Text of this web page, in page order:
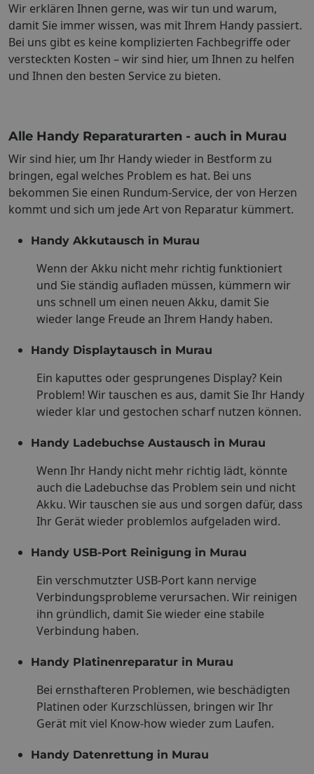
Wir erklären Ihnen gerne, was wir tun und warum,
damit Sie immer wissen, was mit Ihrem Handy passiert.
Bei uns gibt es keine komplizierten Fachbegriffe oder
versteckten Kosten – wir sind hier, um Ihnen zu helfen
und Ihnen den besten Service zu bieten.
Alle Handy Reparaturarten - auch in Murau
Wir sind hier, um Ihr Handy wieder in Bestform zu
bringen, egal welches Problem es hat. Bei uns
bekommen Sie einen Rundum-Service, der von Herzen
kommt und sich um jede Art von Reparatur kümmert.
Handy Akkutausch in Murau
Wenn der Akku nicht mehr richtig funktioniert
und Sie ständig aufladen müssen, kümmern wir
uns schnell um einen neuen Akku, damit Sie
wieder lange Freude an Ihrem Handy haben.
Handy Displaytausch in Murau
Ein kaputtes oder gesprungenes Display? Kein
Problem! Wir tauschen es aus, damit Sie Ihr Handy
wieder klar und gestochen scharf nutzen können.
Handy Ladebuchse Austausch in Murau
Wenn Ihr Handy nicht mehr richtig lädt, könnte
auch die Ladebuchse das Problem sein und nicht
Akku. Wir tauschen sie aus und sorgen dafür, dass
Ihr Gerät wieder problemlos aufgeladen wird.
Handy USB-Port Reinigung in Murau
Ein verschmutzter USB-Port kann nervige
Verbindungsprobleme verursachen. Wir reinigen
ihn gründlich, damit Sie wieder eine stabile
Verbindung haben.
Handy Platinenreparatur in Murau
Bei ernsthafteren Problemen, wie beschädigten
Platinen oder Kurzschlüssen, bringen wir Ihr
Gerät mit viel Know-how wieder zum Laufen.
Handy Datenrettung in Murau